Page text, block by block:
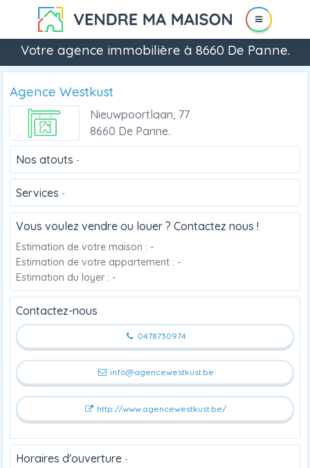
Votre agence immobilière à 8660 De Panne.
Agence Westkust
Nieuwpoortlaan, 77
8660 De Panne.
Nos atouts -
Services -
Vous voulez vendre ou louer ? Contactez nous !
Estimation de votre maison : -
Estimation de votre appartement : -
Estimation du loyer : -
Contactez-nous
0478730974
info@agencewestkust.be
http://www.agencewestkust.be/
Horaires d'ouverture -